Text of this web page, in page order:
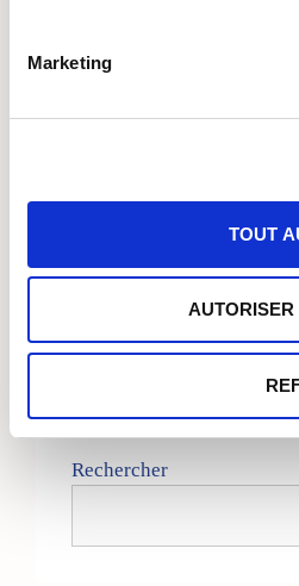
Marketing
TOUT
05-12-2025
Partager avec des amis
Rechercher